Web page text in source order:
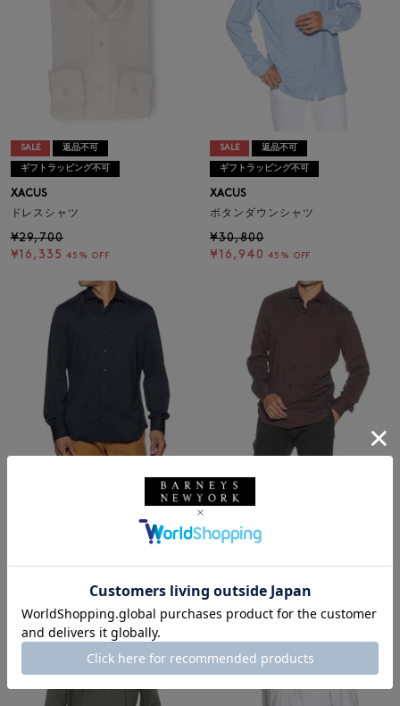
SALE 返品不可
ギフトラッピング不可
XACUS
ドレスシャツ
¥29,700
¥16,335 45% OFF
SALE 返品不可
ギフトラッピング不可
XACUS
ボタンダウンシャツ
¥30,800
¥16,940 45% OFF
45% OFF
SALE
ギフトラッピング不可
XACUS
¥17,545 45% OFF